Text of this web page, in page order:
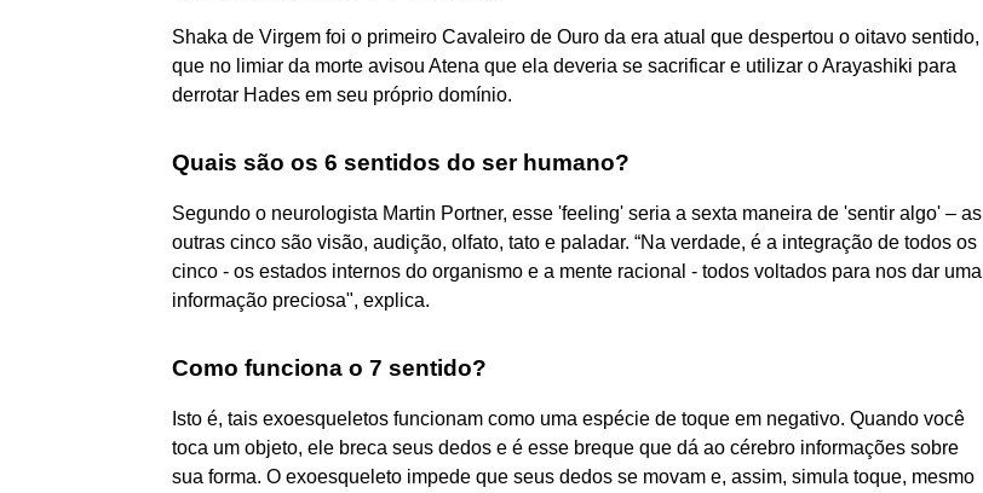
Shaka de Virgem foi o primeiro Cavaleiro de Ouro da era atual que despertou o oitavo sentido,
que no limiar da morte avisou Atena que ela deveria se sacrificar e utilizar o Arayashiki para
derrotar Hades em seu próprio domínio.
Quais são os 6 sentidos do ser humano?
Segundo o neurologista Martin Portner, esse 'feeling' seria a sexta maneira de 'sentir algo' – as
outras cinco são visão, audição, olfato, tato e paladar. “Na verdade, é a integração de todos os
cinco - os estados internos do organismo e a mente racional - todos voltados para nos dar uma
informação preciosa", explica.
Como funciona o 7 sentido?
Isto é, tais exoesqueletos funcionam como uma espécie de toque em negativo. Quando você
toca um objeto, ele breca seus dedos e é esse breque que dá ao cérebro informações sobre
sua forma. O exoesqueleto impede que seus dedos se movam e, assim, simula toque, mesmo